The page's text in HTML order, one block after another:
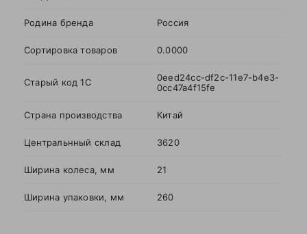
Родина бренда Россия
Сортировка товаров 0.0000
Старый код 1С
0eed24cc-df2c-11e7-b4e3-
0cc47a4f15fe
Страна производства Китай
Центральнный склад 3620
Ширина колеса, мм 21
Ширина упаковки, мм 260
Политикой
данного сайта